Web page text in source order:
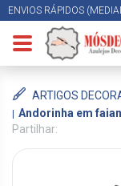
ENVIOS RÁPIDOS
ARTIGOS
Andorinha em
Partilhar: